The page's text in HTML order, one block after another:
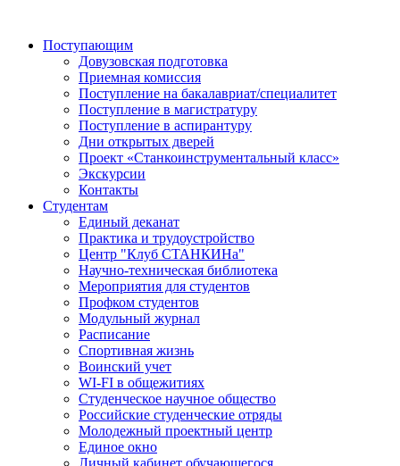
Поступающим
Довузовская подготовка
Приемная комиссия
Поступление на бакалавриат/специалитет
Поступление в магистратуру
Поступление в аспирантуру
Дни открытых дверей
Проект «Станкоинструментальный класс»
Экскурсии
Контакты
Студентам
Единый деканат
Практика и трудоустройство
Центр "Клуб СТАНКИНа"
Научно-техническая библиотека
Мероприятия для студентов
Профком студентов
Модульный журнал
Расписание
Спортивная жизнь
Воинский учет
WI-FI в общежитиях
Студенческое научное общество
Российские студенческие отряды
Молодежный проектный центр
Единое окно
Личный кабинет обучающегося